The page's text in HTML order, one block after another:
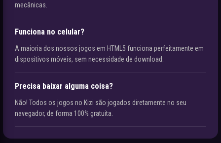
mecânicas.
Funciona no celular?
A maioria dos nossos jogos em HTML5 funciona perfeitamente em
dispositivos móveis, sem necessidade de download.
Precisa baixar alguma coisa?
Não! Todos os jogos no Kizi são jogados diretamente no seu
navegador, de forma 100% gratuita.